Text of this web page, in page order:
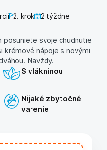
2. krok 2 týždne
svoje chudnutie
krémové nápoje s novými
Navždy.
S vlákninou
Nijaké zbytočné
varenie